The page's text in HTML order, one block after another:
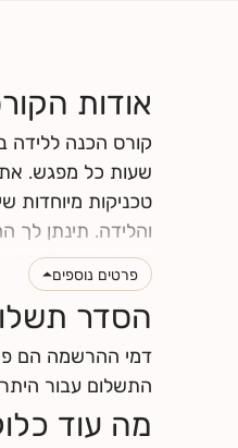
אודות
קורס הכנה ללידה
שעות כל מפגש. את
טכניקות מיוחדות
והלידה. תינתן
מושפעים אחד
הלידה שלך תרכשו
לחצי כאןלקרוא
לחצי כאן למצוא
פרטים נוספים
הסדר
דמי ההרשמה הם
התשלום עבור
מה עוד